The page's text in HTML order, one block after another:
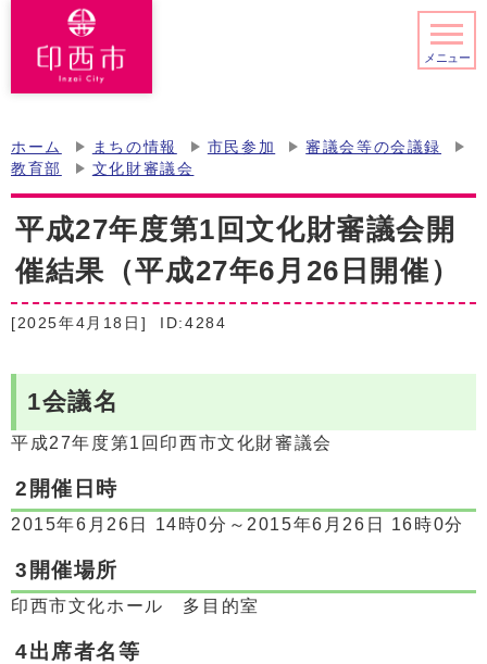
メニュー
ホーム まちの情報 市民参加
審議会等の会議録
教育部
文化財審議会
平成27年度第1回文化財審議会開
催結果（平成27年6月26日開催）
[2025年4月18日] ID:4284
1会議名
平成27年度第1回印西市文化財審議会
2開催日時
2015年6月26日 14時0分～2015年6月26日 16時0分
3開催場所
印西市文化ホール 多目的室
4出席者名等